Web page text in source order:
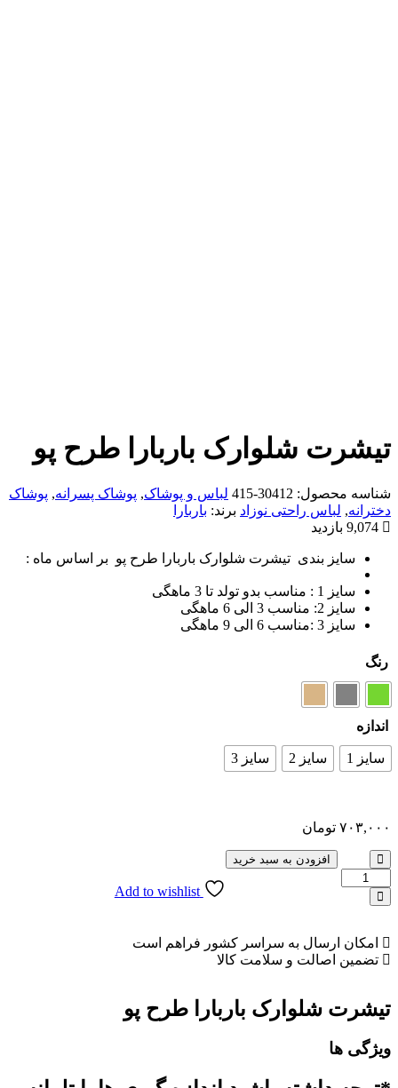
شلوارک باربارا طرح پو
محصول: 30412-415 لباس و پوشاک,پوشاک پسرانه ,پوشاک
,لباس راحتی نوزاد برند:باربارا
9,074 بازدید
سایز بندی تیشرت شلوارک باربارا طرح پو بر اساس ماه :
سایز 1 : مناسب بدو تولد تا 3 ماهگی
سایز 2: مناسب 3 الی 6 ماهگی
سایز 3 :مناسب 6 الی 9 ماهگی
رنگ
اندازه
سایز 1 سایز 2 سایز 3
تومان
افزودن به سبد خرید
Add to wishlist
امکان ارسال به سراسر کشور فراهم است
تضمین اصالت و سلامت کالا
شلوارک باربارا طرح پو
ها